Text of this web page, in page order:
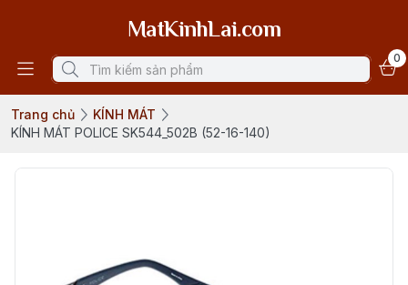
MatKinhLai.com
0
Trang chủ
KÍNH MÁT
KÍNH MÁT POLICE SK544_502B (52-16-140)